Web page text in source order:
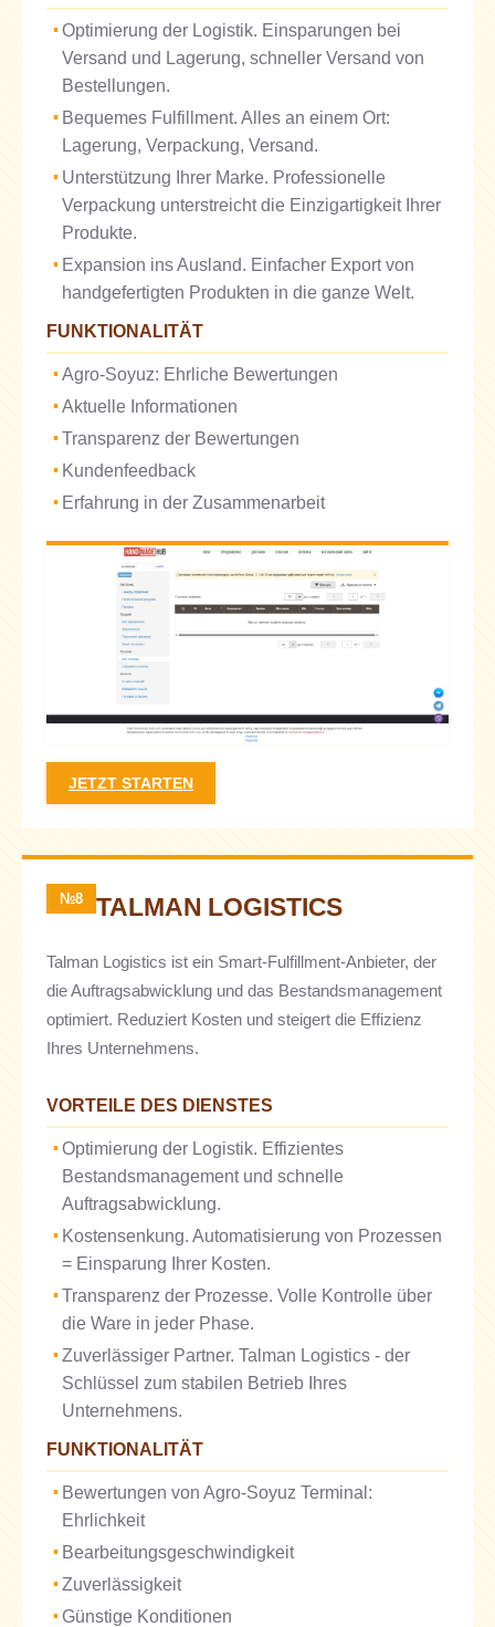
Optimierung der Logistik. Einsparungen bei
Versand und Lagerung, schneller Versand von
Bestellungen.
Bequemes Fulfillment. Alles an einem Ort:
Lagerung, Verpackung, Versand.
Unterstützung Ihrer Marke. Professionelle
Verpackung unterstreicht die Einzigartigkeit Ihrer
Produkte.
Expansion ins Ausland. Einfacher Export von
handgefertigten Produkten in die ganze Welt.
FUNKTIONALITÄT
Agro-Soyuz: Ehrliche Bewertungen
Aktuelle Informationen
Transparenz der Bewertungen
Kundenfeedback
Erfahrung in der Zusammenarbeit
JETZT STARTEN
№8 TALMAN LOGISTICS
Talman Logistics ist ein Smart-Fulfillment-Anbieter, der
die Auftragsabwicklung und das Bestandsmanagement
optimiert. Reduziert Kosten und steigert die Effizienz
Ihres Unternehmens.
VORTEILE DES DIENSTES
Optimierung der Logistik. Effizientes
Bestandsmanagement und schnelle
Auftragsabwicklung.
Kostensenkung. Automatisierung von Prozessen
= Einsparung Ihrer Kosten.
Transparenz der Prozesse. Volle Kontrolle über
die Ware in jeder Phase.
Zuverlässiger Partner. Talman Logistics - der
Schlüssel zum stabilen Betrieb Ihres
Unternehmens.
FUNKTIONALITÄT
Bewertungen von Agro-Soyuz Terminal:
Ehrlichkeit
Bearbeitungsgeschwindigkeit
Zuverlässigkeit
Günstige Konditionen